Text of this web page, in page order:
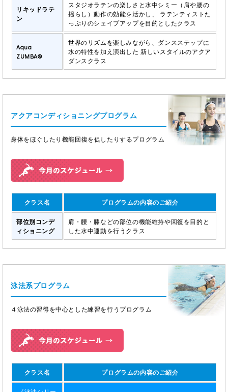
リキッドラテ
ン
スタジオラテンの楽しさと水中シミー（肩や腰の
揺らし）動作の効能を活かし、 ラテンティストた
っぷりのシェイプアップを目的としたクラス
Aqua
ZUMBA®
世界のリズムを楽しみながら、ダンスステップに
水の特性を加え演出した 新しいスタイルのアクア
ダンスクラス
アクアコンディショニングプログラム
身体をほぐしたり機能回復を促したりするプログラム
クラス名 プログラムの内容のご紹介
部位別コンデ
ィショニング
肩・腰・膝などの部位の機能維持や回復を目的と
した水中運動を行うクラス
泳法系プログラム
４泳法の習得を中心とした練習を行うプログラム
クラス名 プログラムの内容のご紹介